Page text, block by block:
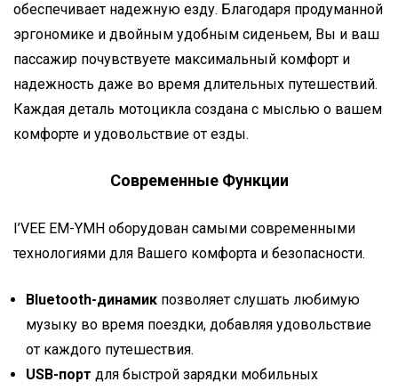
обеспечивает надежную езду. Благодаря продуманной
эргономике и двойным удобным сиденьем, Вы и ваш
пассажир почувствуете максимальный комфорт и
надежность даже во время длительных путешествий.
Каждая деталь мотоцикла создана с мыслью о вашем
комфорте и удовольствие от езды.
Современные Функции
I’VEE EM-YMH оборудован самыми современными
технологиями для Вашего комфорта и безопасности.
Bluetooth-динамик позволяет слушать любимую
музыку во время поездки, добавляя удовольствие
от каждого путешествия.
USB-порт для быстрой зарядки мобильных